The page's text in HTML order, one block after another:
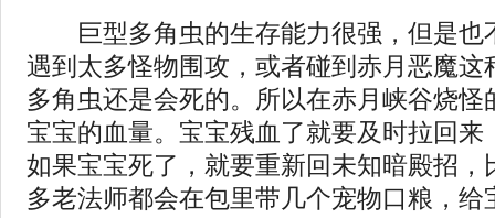
巨型多角虫的生存能力很强，但是也
遇到太多怪物围攻，或者碰到赤月恶魔这
多角虫还是会死的。所以在赤月峡谷烧怪
宝宝的血量。宝宝残血了就要及时拉回来
如果宝宝死了，就要重新回未知暗殿招，
多老法师都会在包里带几个宠物口粮，给